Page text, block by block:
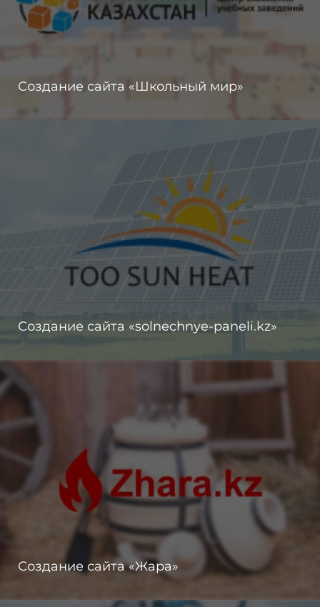
Создание сайта «Школьный мир»
Создание сайта «solnechnye-paneli.kz»
Создание сайта «Жара»